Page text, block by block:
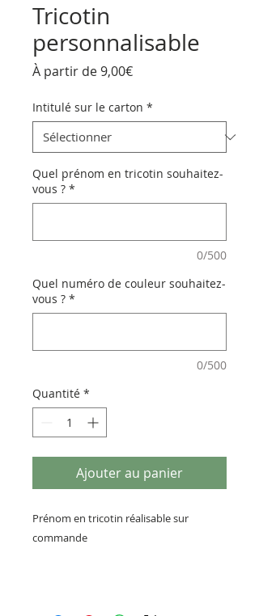
Tricotin
personnalisable
À partir de9,00€Prix
Intitulé sur le carton *
Quel prénom en tricotin souhaitez-
vous ? *
0/500
Quel numéro de couleur souhaitez-
vous ? *
0/500
Quantité *
Ajouter au panier
Prénom en tricotin réalisable sur
commande